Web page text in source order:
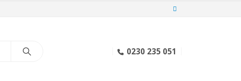
0230 235 051